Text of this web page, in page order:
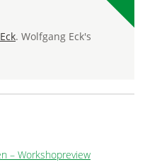
. Wolfgang Eck's
– Workshopreview